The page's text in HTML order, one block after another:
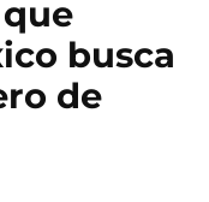
busca
de